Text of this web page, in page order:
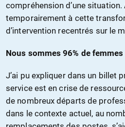
compréhension d’une situation.
temporairement à cette
d’intervention recentrés sur le
Nous sommes 96% de femmes
J’ai pu expliquer dans un billet
service est en crise de
de nombreux départs de
dans le contexte actuel, au